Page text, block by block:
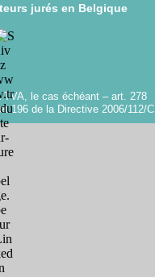
jurés en Belgique
TVA, le cas échéant – art. 278
196 de la Directive 2006/112/